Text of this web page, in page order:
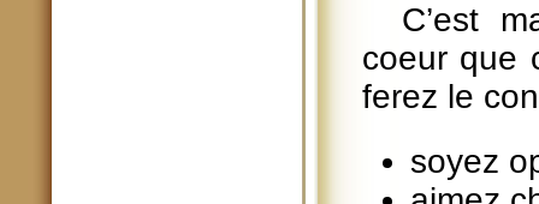
C’est
coeur que
ferez le
soyez